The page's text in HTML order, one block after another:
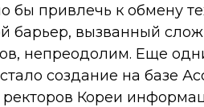
бы привлечь к обмену
барьер, вызванный
непреодолим. Еще
создание на базе
Кореи